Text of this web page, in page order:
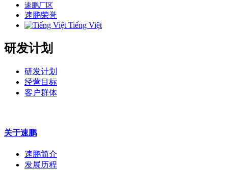
速鹏厂区
速鹏荣誉
Tiếng Việt
研发计划
研发计划
经营目标
客户群体
关于速鹏
速鹏简介
发展历程